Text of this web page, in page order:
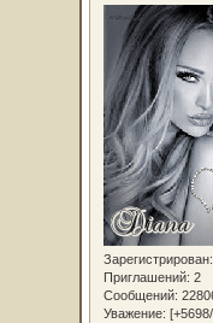
Зарегистрирован
Приглашений: 2
Сообщений:
Уважение: